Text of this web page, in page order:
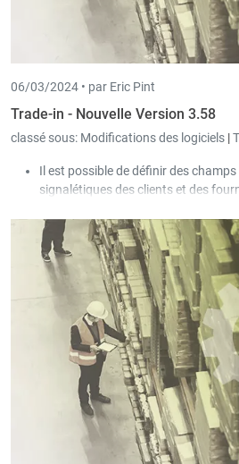
06/03/2024 • par Eric Pint
Trade-in - Nouvelle Version 3.58
classé sous: Modifications des logiciels |
Il est possible de définir des
signalétiques des clients et des
des commandes périodiques.